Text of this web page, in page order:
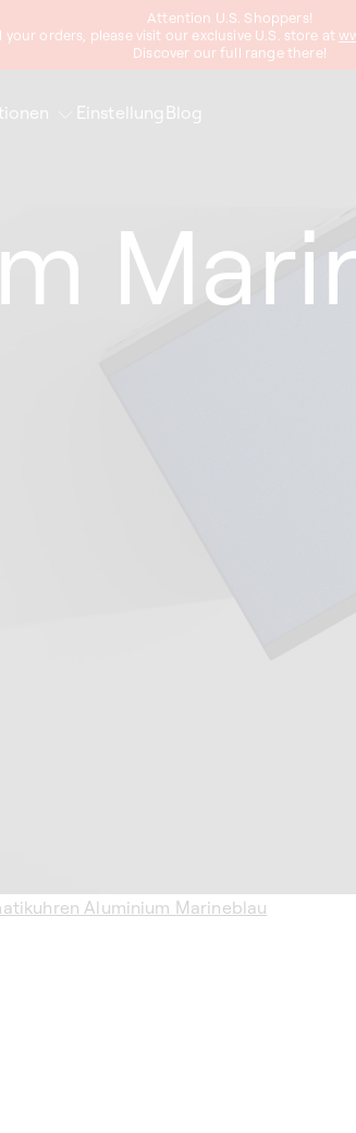
Attention U.S. Shoppers!
your orders, please visit our exclusive U.S. store at
Discover our full range there!
Einstellung Blog
Aluminium Marineblau